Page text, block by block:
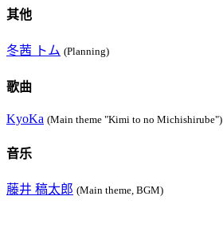
其他
冬茜 トム (Planning)
歌曲
KyoKa (Main theme "Kimi to no Michishirube")
音乐
藤井 稿太郎 (Main theme, BGM)